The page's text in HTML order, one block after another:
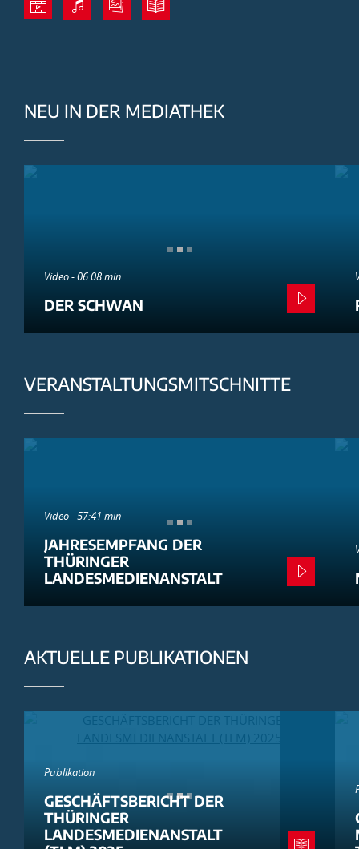
NEU IN DER MEDIATHEK
Video - 06:08 min
DER SCHWAN
VERANSTALTUNGSMITSCHNITTE
Video - 57:41 min
JAHRESEMPFANG DER
THÜRINGER
LANDESMEDIENANSTALT
AKTUELLE PUBLIKATIONEN
Publikation
GESCHÄFTSBERICHT DER
THÜRINGER
LANDESMEDIENANSTALT